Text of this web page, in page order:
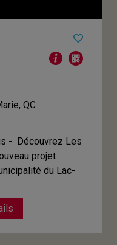
QC
-
Découvrez Les
projet
du Lac-